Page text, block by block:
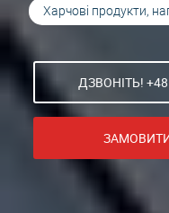
Харчові продукти,
ДЗВОНІТЬ!